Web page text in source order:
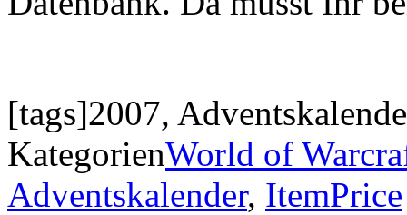
[tags]2007,
KategorienWorld of
Adventskalender, ItemPrice